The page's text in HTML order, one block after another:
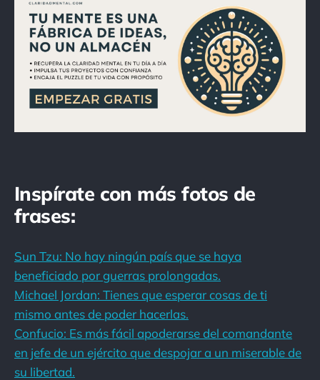
Inspírate con más fotos de
frases:
Sun Tzu: No hay ningún país que se haya
beneficiado por guerras prolongadas.
Michael Jordan: Tienes que esperar cosas de ti
mismo antes de poder hacerlas.
Confucio: Es más fácil apoderarse del comandante
en jefe de un ejército que despojar a un miserable de
su libertad.